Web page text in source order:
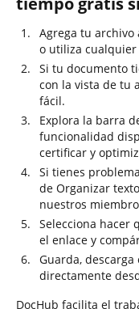
Agrega tu
o utiliza
Si tu documento
con la vista de tu
fácil.
Explora la barra
funcionalidad
certificar y
Si tienes
de Organizar
nuestros
Selecciona hacer
el enlace y
Guarda,
directamente
DocHub facilita el